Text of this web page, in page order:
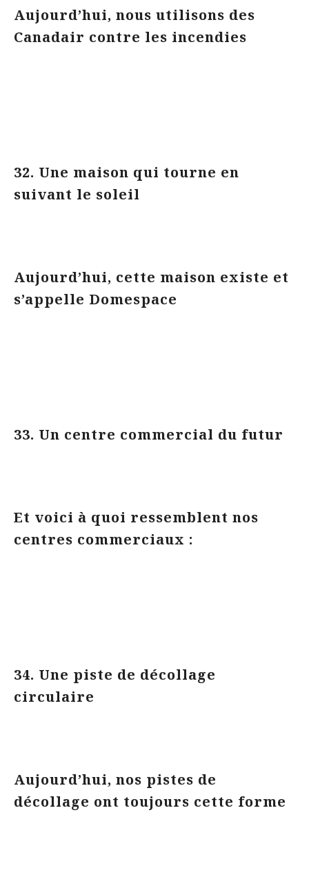
Aujourd’hui, nous utilisons des
Canadair contre les incendies
32. Une maison qui tourne en
suivant le soleil
Aujourd’hui, cette maison existe et
s’appelle Domespace
33. Un centre commercial du futur
Et voici à quoi ressemblent nos
centres commerciaux :
34. Une piste de décollage
circulaire
Aujourd’hui, nos pistes de
décollage ont toujours cette forme